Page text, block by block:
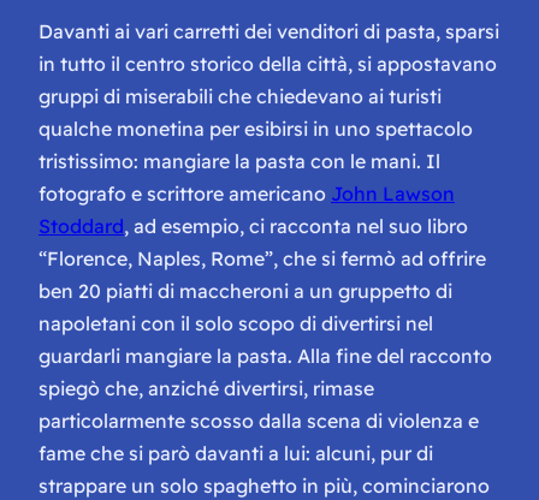
Davanti ai vari carretti dei venditori di pasta, sparsi
in tutto il centro storico della città, si appostavano
gruppi di miserabili che chiedevano ai turisti
qualche monetina per esibirsi in uno spettacolo
tristissimo: mangiare la pasta con le mani. Il
fotografo e scrittore americano John Lawson
Stoddard, ad esempio, ci racconta nel suo libro
“Florence, Naples, Rome”, che si fermò ad offrire
ben 20 piatti di maccheroni a un gruppetto di
napoletani con il solo scopo di divertirsi nel
guardarli mangiare la pasta. Alla fine del racconto
spiegò che, anziché divertirsi, rimase
particolarmente scosso dalla scena di violenza e
fame che si parò davanti a lui: alcuni, pur di
strappare un solo spaghetto in più, cominciarono